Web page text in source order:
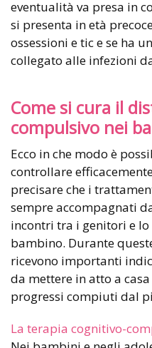
eventualità va presa in
si presenta in età
ossessioni e tic e se ha
collegato alle infezioni
Come si cura il
compulsivo nei
Ecco in che modo è
controllare
precisare che i
sempre accompagnati
incontri tra i genitori e lo
bambino. Durante
ricevono importanti
da mettere in atto a
progressi compiuti dal
La terapia cognitivo-